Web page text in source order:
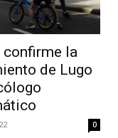
confirme la
de Lugo
0